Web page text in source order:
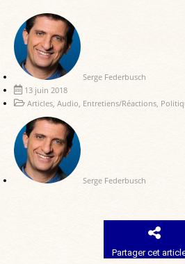
Serge Federbusch
13 juin 2018
Articles, Audio, Entretiens/Réactions,
Serge Federbusch
Partager cet